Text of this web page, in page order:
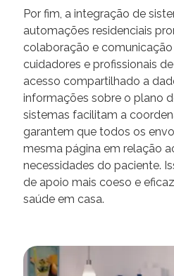
Por fim, a integração de
automações residenciais
colaboração e comunicação
cuidadores e profissionais
acesso compartilhado a
informações sobre o plano
sistemas facilitam a
garantem que todos os
mesma página em relação
necessidades do paciente.
de apoio mais coeso e
saúde em casa.